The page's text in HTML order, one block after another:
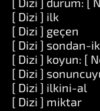
[ Dizi ] ilk
[ Dizi ] geçen
[ Dizi ] sondan-
[ Dizi ] koyun: [
[ Dizi ]
[ Dizi ] ilkini-al
[ Dizi ] miktar